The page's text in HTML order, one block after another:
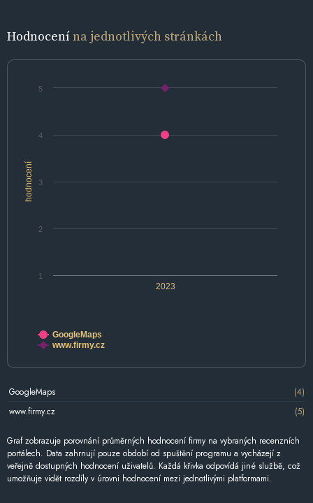
Hodnocenína jednotlivých stránkách
hodnocení
2023
1
2
3
4
5
GoogleMaps
www.firmy.cz
GoogleMaps
(4)
www.firmy.cz
(5)
Graf zobrazuje porovnání průměrných hodnocení firmy na vybraných recenzních
portálech. Data zahrnují pouze období od spuštění programu a vycházejí z
veřejně dostupných hodnocení uživatelů. Každá křivka odpovídá jiné službě, což
umožňuje vidět rozdíly v úrovni hodnocení mezi jednotlivými platformami.